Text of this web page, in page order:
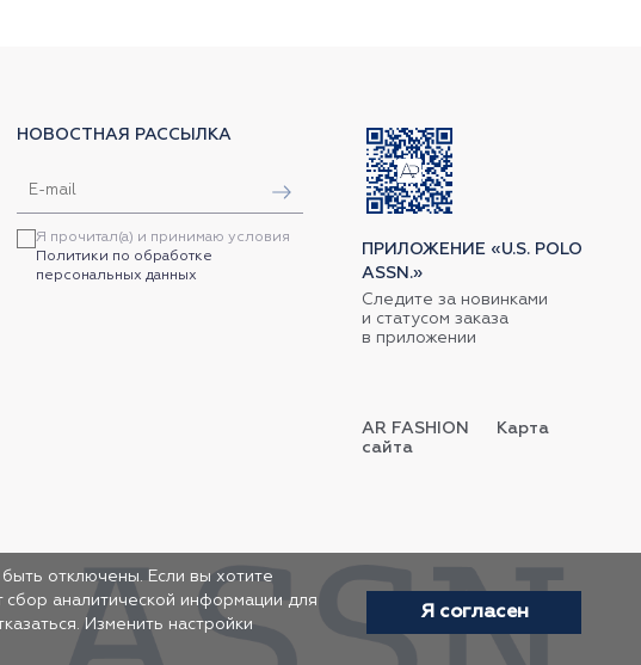
НОВОСТНАЯ РАССЫЛКА
Я прочитал(а) и принимаю условия
Политики по обработке
персональных данных
ПРИЛОЖЕНИЕ «U.S. POLO
ASSN.»
Следите за новинками
и статусом заказа
в приложении
AR FASHION
Карта
сайта
отключены. Если вы хотите
аналитической информации для
Изменить настройки
Я согласен